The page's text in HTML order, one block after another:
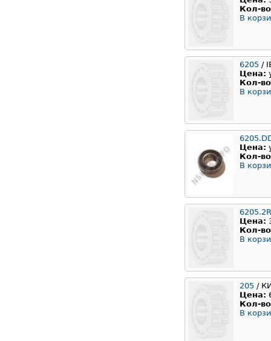
Кол-
В
6205 /
Цена:
Кол-
В
Цена:
Кол-
В
Цена:
Кол-
В
205 /
Цена:
Кол-
В